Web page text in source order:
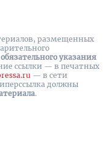
размещенных
обязательного указания
ссылки — в печатных
— в сети
должны
.